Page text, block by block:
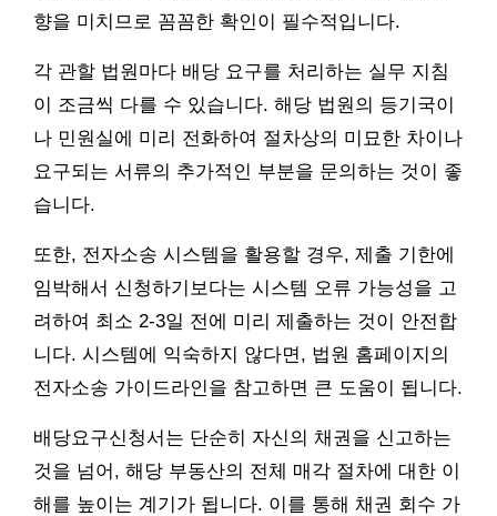
향을 미치므로 꼼꼼한 확인이 필수적입니다.
각 관할 법원마다 배당 요구를 처리하는 실무 지침
이 조금씩 다를 수 있습니다. 해당 법원의 등기국이
나 민원실에 미리 전화하여 절차상의 미묘한 차이나
요구되는 서류의 추가적인 부분을 문의하는 것이 좋
습니다.
또한, 전자소송 시스템을 활용할 경우, 제출 기한에
임박해서 신청하기보다는 시스템 오류 가능성을 고
려하여 최소 2-3일 전에 미리 제출하는 것이 안전합
니다. 시스템에 익숙하지 않다면, 법원 홈페이지의
전자소송 가이드라인을 참고하면 큰 도움이 됩니다.
배당요구신청서는 단순히 자신의 채권을 신고하는
것을 넘어, 해당 부동산의 전체 매각 절차에 대한 이
해를 높이는 계기가 됩니다. 이를 통해 채권 회수 가